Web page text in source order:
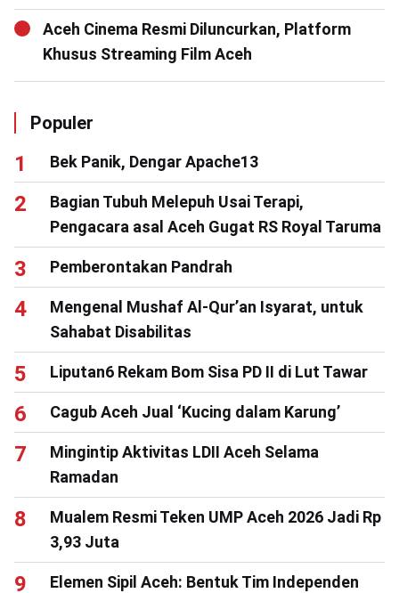
Aceh Cinema Resmi Diluncurkan, Platform
Khusus Streaming Film Aceh
Populer
Bek Panik, Dengar Apache13
Bagian Tubuh Melepuh Usai Terapi,
Pengacara asal Aceh Gugat RS Royal Taruma
Pemberontakan Pandrah
Mengenal Mushaf Al-Qur’an Isyarat, untuk
Sahabat Disabilitas
Liputan6 Rekam Bom Sisa PD II di Lut Tawar
Cagub Aceh Jual ‘Kucing dalam Karung’
Mingintip Aktivitas LDII Aceh Selama
Ramadan
Mualem Resmi Teken UMP Aceh 2026 Jadi Rp
3,93 Juta
Elemen Sipil Aceh: Bentuk Tim Independen